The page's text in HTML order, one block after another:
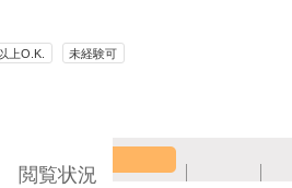
上O.K. 未経験可
閲覧状況